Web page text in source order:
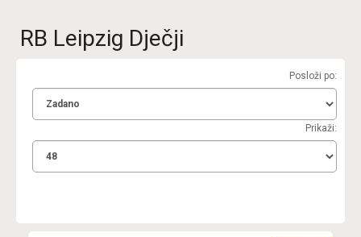
RB Leipzig Dječji
Posloži po:
Prikaži: